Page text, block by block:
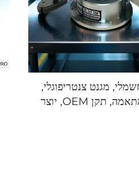
מגנט צנטריפוגלי,
ניתן להתאמה, תקן OEM, יוצר